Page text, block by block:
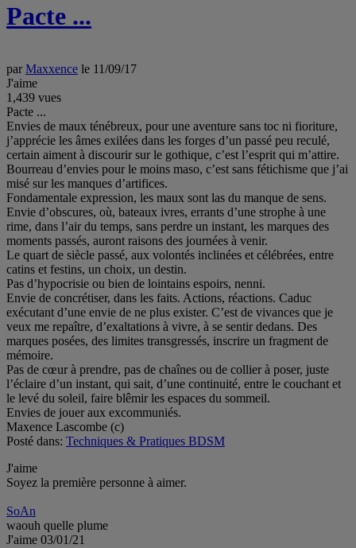
Pacte ...
par Maxxence le 11/09/17
J'aime
1,439 vues
Pacte ...
Envies de maux ténébreux, pour une aventure sans toc ni fioriture,
j’apprécie les âmes exilées dans les forges d’un passé peu reculé,
certain aiment à discourir sur le gothique, c’est l’esprit qui m’attire.
Bourreau d’envies pour le moins maso, c’est sans fétichisme que j’ai
misé sur les manques d’artifices.
Fondamentale expression, les maux sont las du manque de sens.
Envie d’obscures, où, bateaux ivres, errants d’une strophe à une
rime, dans l’air du temps, sans perdre un instant, les marques des
moments passés, auront raisons des journées à venir.
Le quart de siècle passé, aux volontés inclinées et célébrées, entre
catins et festins, un choix, un destin.
Pas d’hypocrisie ou bien de lointains espoirs, nenni.
Envie de concrétiser, dans les faits. Actions, réactions. Caduc
exécutant d’une envie de ne plus exister. C’est de vivances que je
veux me repaître, d’exaltations à vivre, à se sentir dedans. Des
marques posées, des limites transgressés, inscrire un fragment de
mémoire.
Pas de cœur à prendre, pas de chaînes ou de collier à poser, juste
l’éclaire d’un instant, qui sait, d’une continuité, entre le couchant et
le levé du soleil, faire blêmir les espaces du sommeil.
Envies de jouer aux excommuniés.
Maxence Lascombe (c)
Posté dans: Techniques & Pratiques BDSM
J'aime
Soyez la première personne à aimer.
SoAn
waouh quelle plume
J'aime 03/01/21